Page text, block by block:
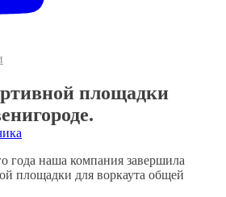
площадки
года наша компания завершила
площадки для воркаута общей